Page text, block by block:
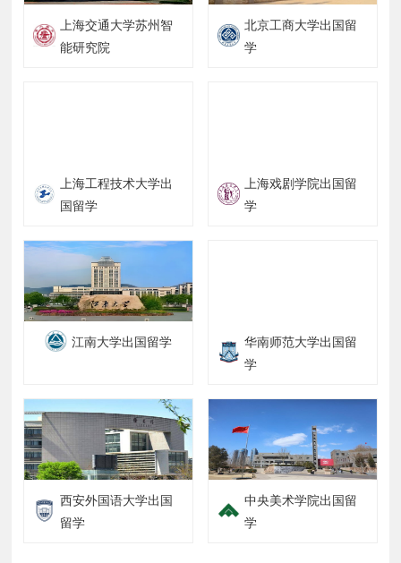
上海交通大学苏州智
能研究院
北京工商大学出国留
学
上海工程技术大学出
国留学
上海戏剧学院出国留
学
江南大学出国留学
华南师范大学出国留
学
西安外国语大学出国
留学
中央美术学院出国留
学